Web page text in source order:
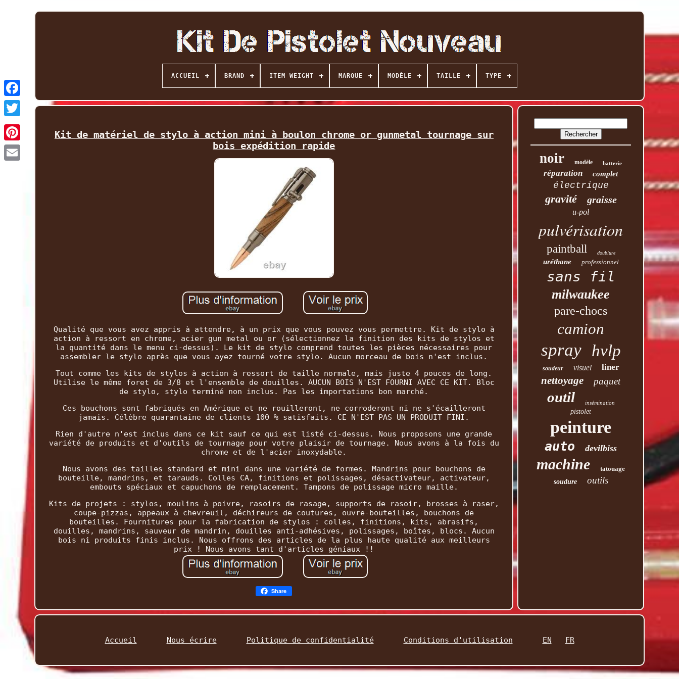
Facebook
Twitter
ACCUEIL BRAND ITEM WEIGHT MARQUE MODÈLE TAILLE TYPE
Kit de matériel de stylo à action mini à boulon chrome or gunmetal tournage sur
bois expédition rapide
Qualité que vous avez appris à attendre, à un prix que vous pouvez vous permettre. Kit de stylo à
action à ressort en chrome, acier gun metal ou or (sélectionnez la finition des kits de stylos et
la quantité dans le menu ci-dessus). Le kit de stylo comprend toutes les pièces nécessaires pour
assembler le stylo après que vous ayez tourné votre stylo. Aucun morceau de bois n'est inclus.
Tout comme les kits de stylos à action à ressort de taille normale, mais juste 4 pouces de long.
Utilise le même foret de 3/8 et l'ensemble de douilles. AUCUN BOIS N'EST FOURNI AVEC CE KIT. Bloc
de stylo, stylo terminé non inclus. Pas les importations bon marché.
Ces bouchons sont fabriqués en Amérique et ne rouilleront, ne corroderont ni ne s'écailleront
jamais. Célèbre quarantaine de clients 100 % satisfaits. CE N'EST PAS UN PRODUIT FINI.
Rien d'autre n'est inclus dans ce kit sauf ce qui est listé ci-dessus. Nous proposons une grande
variété de produits et d'outils de tournage pour votre plaisir de tournage. Nous avons à la fois du
chrome et de l'acier inoxydable.
Nous avons des tailles standard et mini dans une variété de formes. Mandrins pour bouchons de
bouteille, mandrins, et tarauds. Colles CA, finitions et polissages, désactivateur, activateur,
embouts spéciaux et capuchons de remplacement. Tampons de polissage micro maille.
Kits de projets : stylos, moulins à poivre, rasoirs de rasage, supports de rasoir, brosses à raser,
coupe-pizzas, appeaux à chevreuil, déchireurs de coutures, ouvre-bouteilles, bouchons de
bouteilles. Fournitures pour la fabrication de stylos : colles, finitions, kits, abrasifs,
douilles, mandrins, sauveur de mandrin, douilles anti-adhésives, polissages, boîtes, blocs. Aucun
bois ni produits finis inclus. Nous offrons des articles de la plus haute qualité aux meilleurs
prix ! Nous avons tant d'articles géniaux !!
Share
noir modèle batterie
réparation complet
électrique
gravité graisse
u-pol
pulvérisation
paintball doublure
uréthane professionnel
sans fil
milwaukee
pare-chocs
camion
spray hvlp
soudeur visuel liner
nettoyage paquet
outil insémination
pistolet
peinture
auto devilbiss
machine
tatouage
soudure
outils
Accueil Nous écrire Politique de confidentialité Conditions d'utilisation EN FR